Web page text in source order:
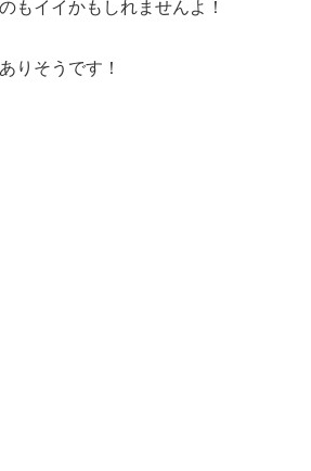
もイイかもしれませんよ！
りそうです！